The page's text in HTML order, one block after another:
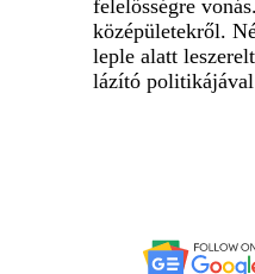
felelősségre
középületekről.
leple alatt
lázító politikájával